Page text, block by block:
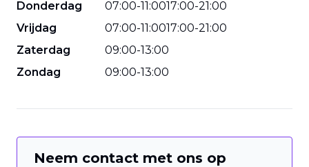
Donderdag
07:00-11:0017:00-21:00
Vrijdag
07:00-11:0017:00-21:00
Zaterdag
09:00-13:00
Zondag
09:00-13:00
Neem contact met ons op